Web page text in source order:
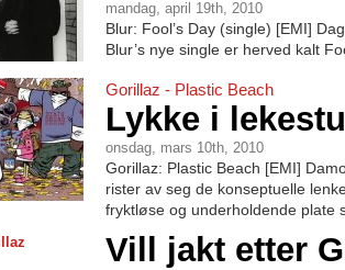
mandag, april 19th, 2010
Blur: Fool’s Day (single) [EMI]
Blur’s nye single er herved kalt
Gorillaz - Plastic Beach
Lykke i
onsdag, mars 10th, 2010
Gorillaz: Plastic Beach [EMI]
rister av seg de konseptuelle
fryktløse og underholdende plate
Vill jakt etter